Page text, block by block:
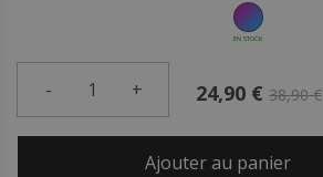
EN STOCK
- 1 + 24,90 € 38,90 €
Ajouter au panier